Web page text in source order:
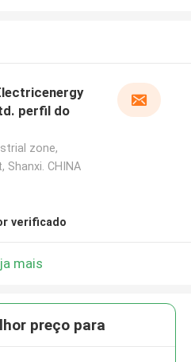
perfil do
zone,
Shanxi. CHINA
verificado
mais
preço para